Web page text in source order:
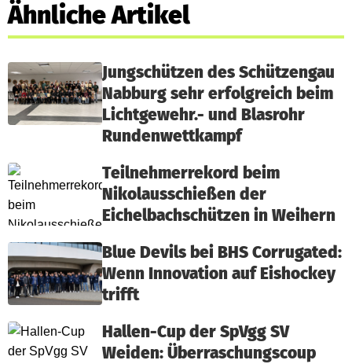
Ähnliche Artikel
Jungschützen des Schützengau
Nabburg sehr erfolgreich beim
Lichtgewehr.- und Blasrohr
Rundenwettkampf
Teilnehmerrekord beim
Nikolausschießen der
Eichelbachschützen in Weihern
Blue Devils bei BHS Corrugated:
Wenn Innovation auf Eishockey
trifft
Hallen-Cup der SpVgg SV
Weiden: Überraschungscoup